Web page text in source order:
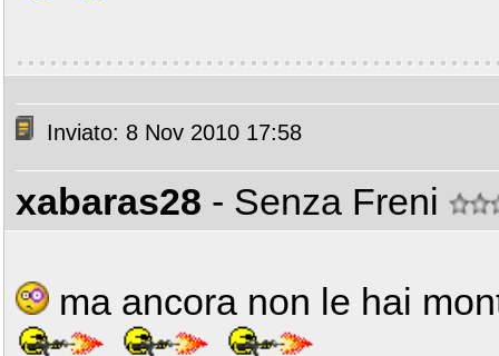
Inviato: 8 Nov 2010 17:58
xabaras28 - Senza Freni
ma ancora non le hai